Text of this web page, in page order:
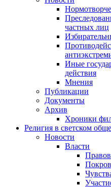
частных лиц
Иные
действия
Мнения
Публикации
Документы
Архив
Хроники
Религия в светском
Новости
Власти